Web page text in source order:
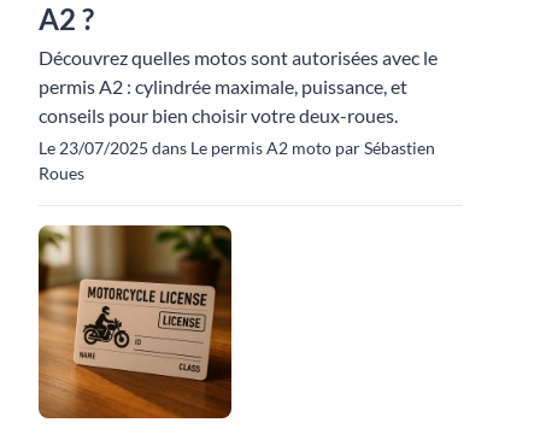
A2 ?
Découvrez quelles motos sont autorisées avec le
permis A2 : cylindrée maximale, puissance, et
conseils pour bien choisir votre deux-roues.
Le 23/07/2025 dans Le permis A2 moto par Sébastien
Roues